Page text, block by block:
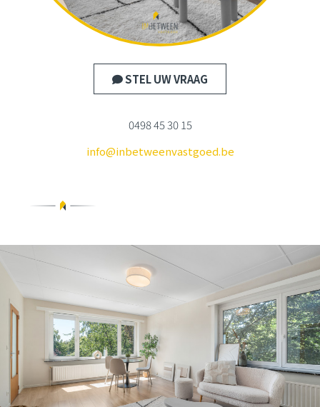
STEL UW VRAAG
0498 45 30 15
info@inbetweenvastgoed.be